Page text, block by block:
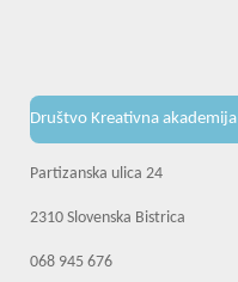
Društvo Kreativna akademija
Partizanska ulica 24
2310 Slovenska Bistrica
068 945 676